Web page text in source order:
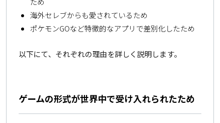
海外セレブからも愛されているため
ポケモンGOなど特徴的なアプリで差別化したため
以下にて、それぞれの理由を詳しく説明します。
ゲームの形式が世界中で受け入れられたため